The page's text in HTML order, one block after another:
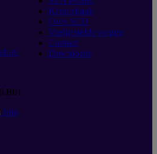
Join
Kennisbank
Over SEH
Veelgestelde vragen
Contact
Downloads